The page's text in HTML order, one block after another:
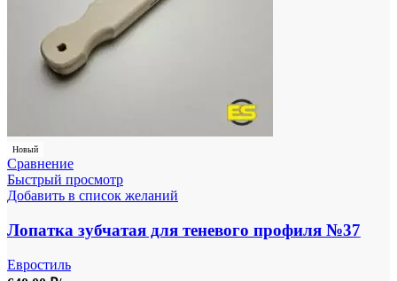
Новый
Сравнение
Быстрый просмотр
Добавить в список желаний
Лопатка зубчатая для теневого профиля №37
Евростиль